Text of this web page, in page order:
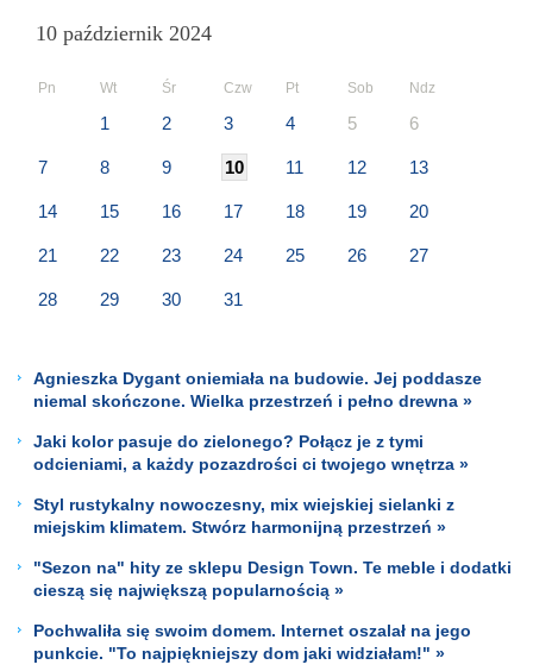
10 październik 2024
Pn Wt Śr Czw Pt Sob Ndz
1 2 3 4 5 6
7 8 9 10 11 12 13
14 15 16 17 18 19 20
21 22 23 24 25 26 27
28 29 30 31
Agnieszka Dygant oniemiała na budowie. Jej poddasze
niemal skończone. Wielka przestrzeń i pełno drewna »
Jaki kolor pasuje do zielonego? Połącz je z tymi
odcieniami, a każdy pozazdrości ci twojego wnętrza »
Styl rustykalny nowoczesny, mix wiejskiej sielanki z
miejskim klimatem. Stwórz harmonijną przestrzeń »
"Sezon na" hity ze sklepu Design Town. Te meble i dodatki
cieszą się największą popularnością »
Pochwaliła się swoim domem. Internet oszalał na jego
punkcie. "To najpiękniejszy dom jaki widziałam!" »